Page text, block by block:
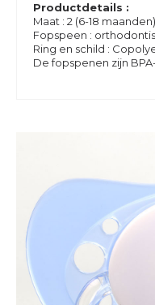
Productdetails :
Maat : 2 (6-18 maanden)
Fopspeen :
Ring en schild :
De fopspenen zijn